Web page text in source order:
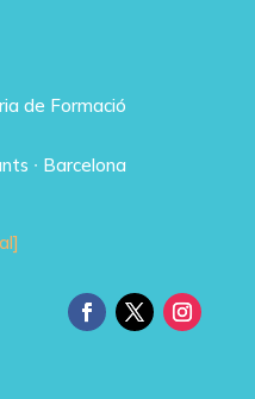
de Formació
∙ Barcelona